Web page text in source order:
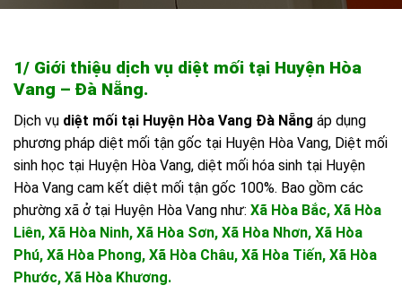
1/ Giới thiệu dịch vụ diệt mối tại Huyện Hòa
Vang – Đà Nẵng.
Dịch vụ diệt mối tại Huyện Hòa Vang Đà Nẵng áp dụng
phương pháp diệt mối tận gốc tại Huyện Hòa Vang, Diệt mối
sinh học tại Huyện Hòa Vang, diệt mối hóa sinh tại Huyện
Hòa Vang cam kết diệt mối tận gốc 100%. Bao gồm các
phường xã ở tại Huyện Hòa Vang như: Xã Hòa Bắc, Xã Hòa
Liên, Xã Hòa Ninh, Xã Hòa Sơn, Xã Hòa Nhơn, Xã Hòa
Phú, Xã Hòa Phong, Xã Hòa Châu, Xã Hòa Tiến, Xã Hòa
Phước, Xã Hòa Khương.